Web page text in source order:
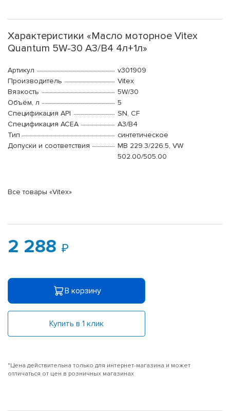
Характеристики «Масло моторное Vitex
Quantum 5W-30 A3/B4 4л+1л»
Артикул
v301909
Производитель
Vitex
Вязкость
5W/30
Объём, л
5
Спецификация API
SN, CF
Спецификация ACEA
A3/B4
Тип
синтетическое
Допуски и соответствия
MB 229.3/226.5, VW
502.00/505.00
Все товары «Vitex»
2 288
В корзину
Купить в 1 клик
*Цена действительна только для интернет-магазина и может
отличаться от цен в розничных магазинах